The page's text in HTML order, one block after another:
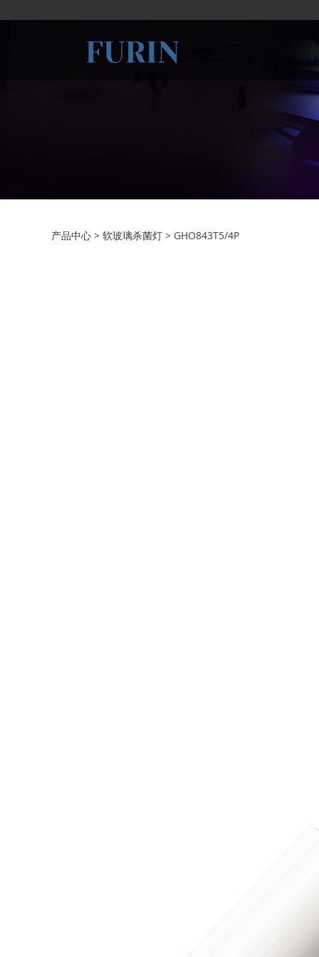
GHO843T5/4P
产品中心 > 软玻璃杀菌灯 > GHO843T5/4P